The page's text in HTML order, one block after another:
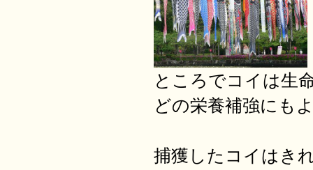
ところでコイは生
どの栄養補強にも
捕獲したコイはき